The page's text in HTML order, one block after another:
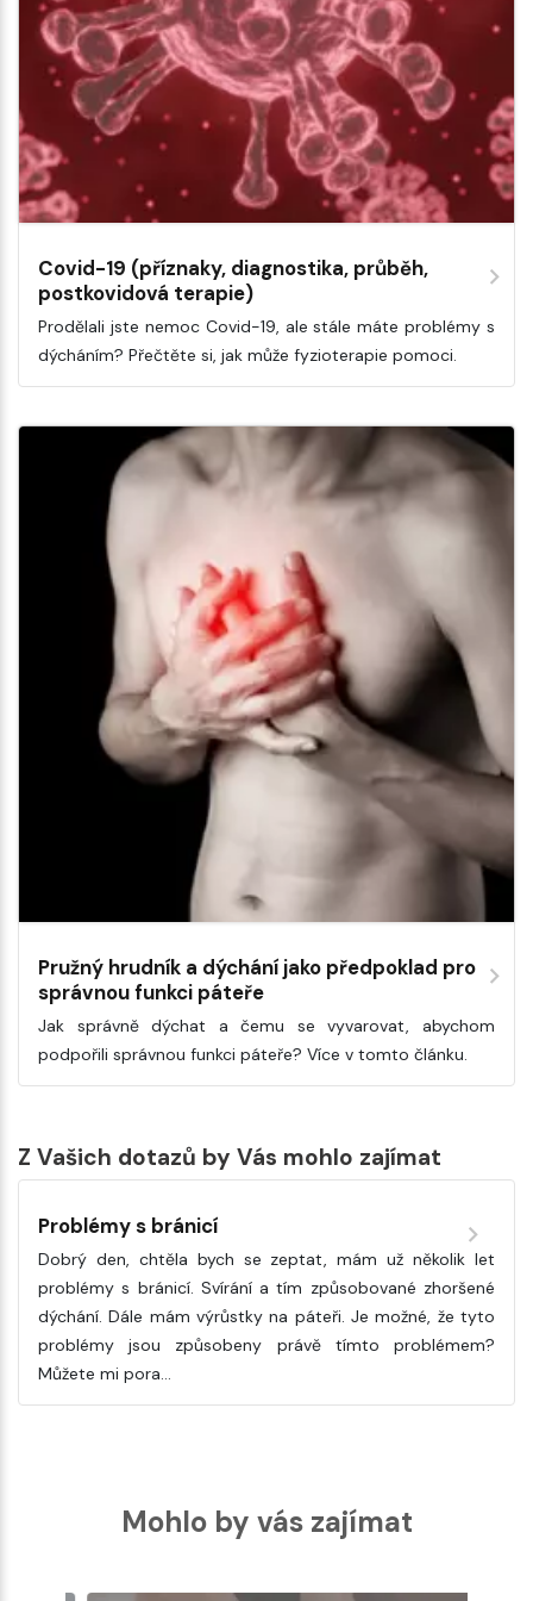
Covid-19 (příznaky, diagnostika, průběh,
postkovidová terapie)
Prodělali jste nemoc Covid-19, ale stále máte problémy s
dýcháním? Přečtěte si, jak může fyzioterapie pomoci.
Pružný hrudník a dýchání jako předpoklad pro
správnou funkci páteře
Jak správně dýchat a čemu se vyvarovat, abychom
podpořili správnou funkci páteře? Více v tomto článku.
Z Vašich dotazů by Vás mohlo zajímat
Problémy s bránicí
Dobrý den, chtěla bych se zeptat, mám už několik let
problémy s bránicí. Svírání a tím způsobované zhoršené
dýchání. Dále mám výrůstky na páteři. Je možné, že tyto
problémy jsou způsobeny právě tímto problémem?
Můžete mi pora…
Mohlo by vás zajímat